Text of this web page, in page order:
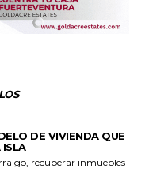
DE VIVIENDA QUE
ISLA
recuperar inmuebles